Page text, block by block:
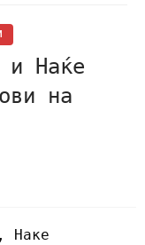
и Наќе
на
Наке